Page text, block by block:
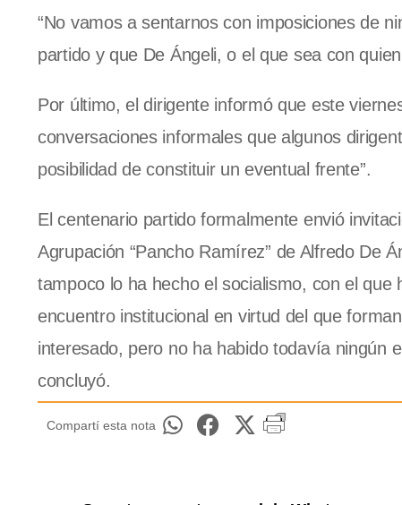
“No vamos a sentarnos con imposiciones de
partido y que De Ángeli, o el que sea con
Por último, el dirigente informó que este
conversaciones informales que algunos
posibilidad de constituir un eventual frente”.
El centenario partido formalmente envió
Agrupación “Pancho Ramírez” de Alfredo De
tampoco lo ha hecho el socialismo, con el
encuentro institucional en virtud del que
interesado, pero no ha habido todavía ningún
concluyó.
Compartí esta nota